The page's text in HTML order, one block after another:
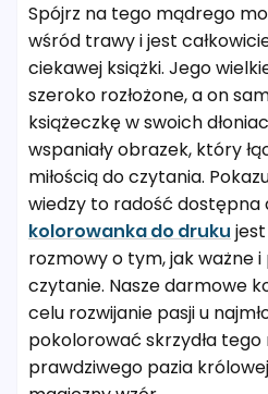
Spójrz na tego mądrego
wśród trawy i jest
ciekawej książki. Jego
szeroko rozłożone, a on
książeczkę w swoich
wspaniały obrazek, który
miłością do czytania.
wiedzy to radość dostępna
kolorowanka do druku
rozmowy o tym, jak ważne
czytanie. Nasze darmowe
celu rozwijanie pasji u
pokolorować skrzydła
prawdziwego pazia